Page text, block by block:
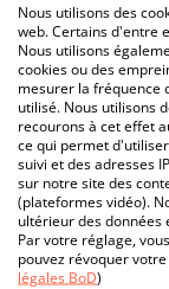
Nous utilisons des
web. Certains d'entre
Nous utilisons
cookies ou des
mesurer la fréquence
utilisé. Nous utilisons
recourons à cet effet
ce qui permet
suivi et des adresses
sur notre site des
(plateformes vidéo).
ultérieur des données
Par votre réglage,
pouvez révoquer
légales BoD)